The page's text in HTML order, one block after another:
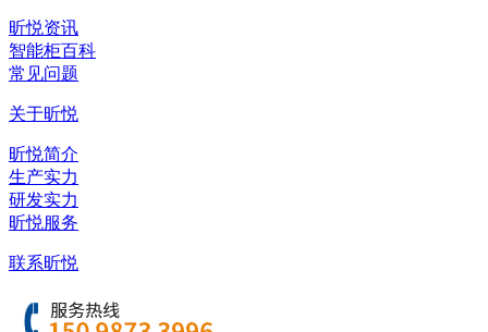
昕悦资讯
智能柜百科
常见问题
关于昕悦
昕悦简介
生产实力
研发实力
昕悦服务
联系昕悦